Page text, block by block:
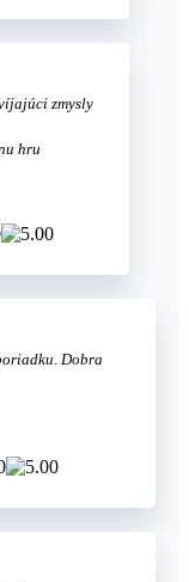
zmysly
hru
Dobra